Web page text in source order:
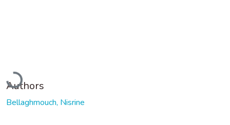
Loading...
Authors
Bellaghmouch, Nisrine